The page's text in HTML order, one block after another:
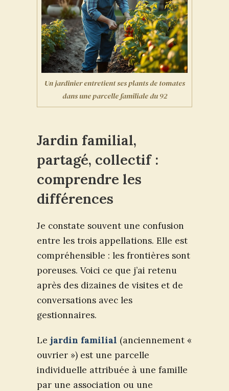
Un jardinier entretient ses plants de tomates
dans une parcelle familiale du 92
Jardin familial,
partagé, collectif :
comprendre les
différences
Je constate souvent une confusion
entre les trois appellations. Elle est
compréhensible : les frontières sont
poreuses. Voici ce que j’ai retenu
après des dizaines de visites et de
conversations avec les
gestionnaires.
Le jardin familial (anciennement «
ouvrier ») est une parcelle
individuelle attribuée à une famille
par une association ou une